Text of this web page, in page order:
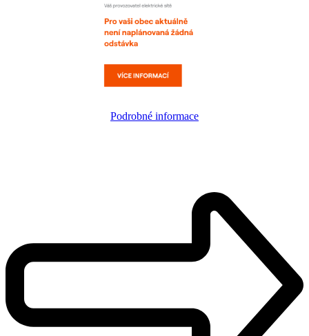
Podrobné informace